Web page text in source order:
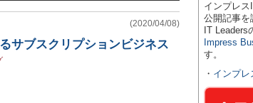
(2020/04/08)
サブスクリプションビジネス
インプレ
公開記事を
IT Leaders
Impress
す。
・ インプレ